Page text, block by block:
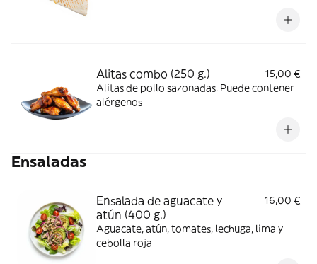
Alitas combo (250 g.)
15,00 €
Alitas de pollo sazonadas. Puede contener
alérgenos
Ensaladas
Ensalada de aguacate y
atún (400 g.)
16,00 €
Aguacate, atún, tomates, lechuga, lima y
cebolla roja